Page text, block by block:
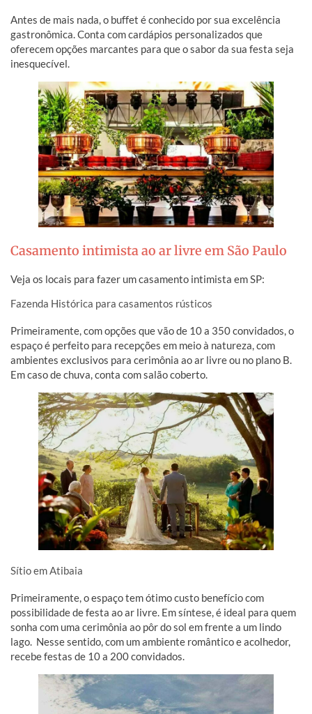
Antes de mais nada, o buffet é conhecido por sua excelência
gastronômica. Conta com cardápios personalizados que
oferecem opções marcantes para que o sabor da sua festa seja
inesquecível.
Casamento intimista ao ar livre em São Paulo
Veja os locais para fazer um casamento intimista em SP:
Fazenda Histórica para casamentos rústicos
Primeiramente, com opções que vão de 10 a 350 convidados, o
espaço é perfeito para recepções em meio à natureza, com
ambientes exclusivos para cerimônia ao ar livre ou no plano B.
Em caso de chuva, conta com salão coberto.
Sítio em Atibaia
Primeiramente, o espaço tem ótimo custo benefício com
possibilidade de festa ao ar livre. Em síntese, é ideal para quem
sonha com uma cerimônia ao pôr do sol em frente a um lindo
lago. Nesse sentido, com um ambiente romântico e acolhedor,
recebe festas de 10 a 200 convidados.